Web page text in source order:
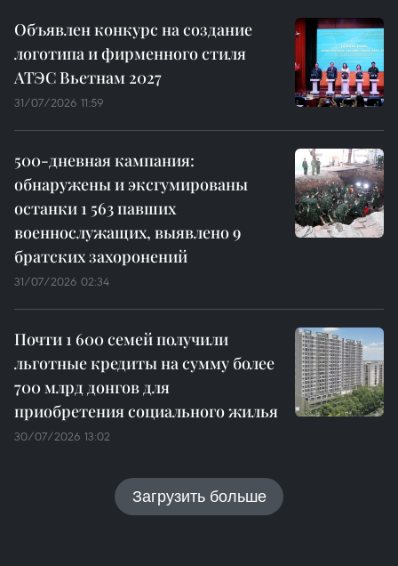
Объявлен конкурс на создание
логотипа и фирменного стиля
АТЭС Вьетнам 2027
31/07/2026 11:59
500-дневная кампания:
обнаружены и эксгумированы
останки 1 563 павших
военнослужащих, выявлено 9
братских захоронений
31/07/2026 02:34
Почти 1 600 семей получили
льготные кредиты на сумму более
700 млрд донгов для
приобретения социального жилья
30/07/2026 13:02
Загрузить больше